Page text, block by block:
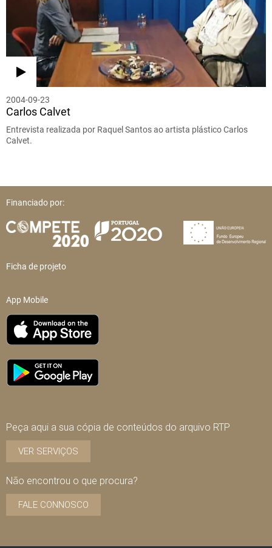
2004-09-23
Carlos Calvet
Entrevista realizada por Raquel Santos ao artista plástico Carlos
Calvet.
Financiado por:
Ficha de projeto
App Mobile
Peça aqui a sua cópia de conteúdos do arquivo RTP
VER SERVIÇOS
Não encontrou o que procura?
FALE CONNOSCO